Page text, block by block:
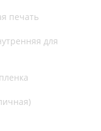
печать
для